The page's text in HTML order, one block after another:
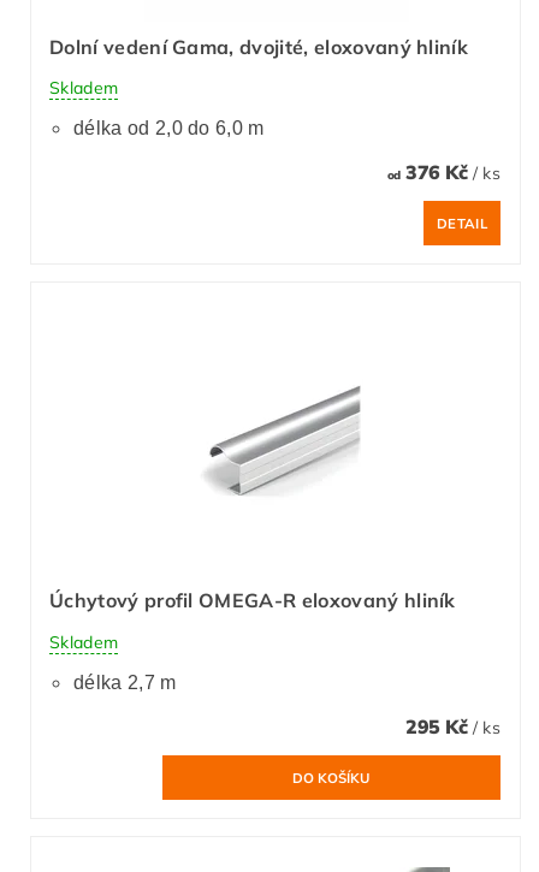
Dolní vedení Gama, dvojité, eloxovaný hliník
Skladem
délka od 2,0 do 6,0 m
od376 Kč / ks
DETAIL
Úchytový profil OMEGA-R eloxovaný hliník
Skladem
délka 2,7 m
295 Kč / ks